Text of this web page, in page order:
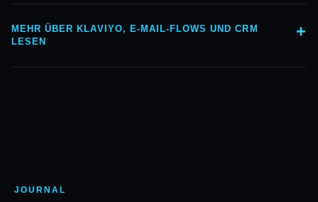
MEHR ÜBER KLAVIYO, E-MAIL-FLOWS UND CRM
LESEN
JOURNAL